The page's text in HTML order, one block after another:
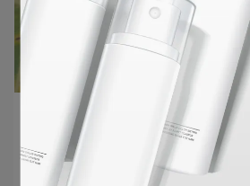
植物炭疽病原因是什麼？從
方法一次看懂
BIOYO | 2025-12-03